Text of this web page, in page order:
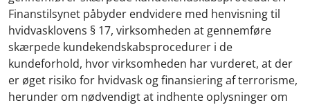
Finanstilsynet påbyder endvidere med henvisning til
hvidvasklovens § 17, virksomheden at gennemføre
skærpede kundekendskabsprocedurer i de
kundeforhold, hvor virksomheden har vurderet, at der
er øget risiko for hvidvask og finansiering af terrorisme,
herunder om nødvendigt at indhente oplysninger om